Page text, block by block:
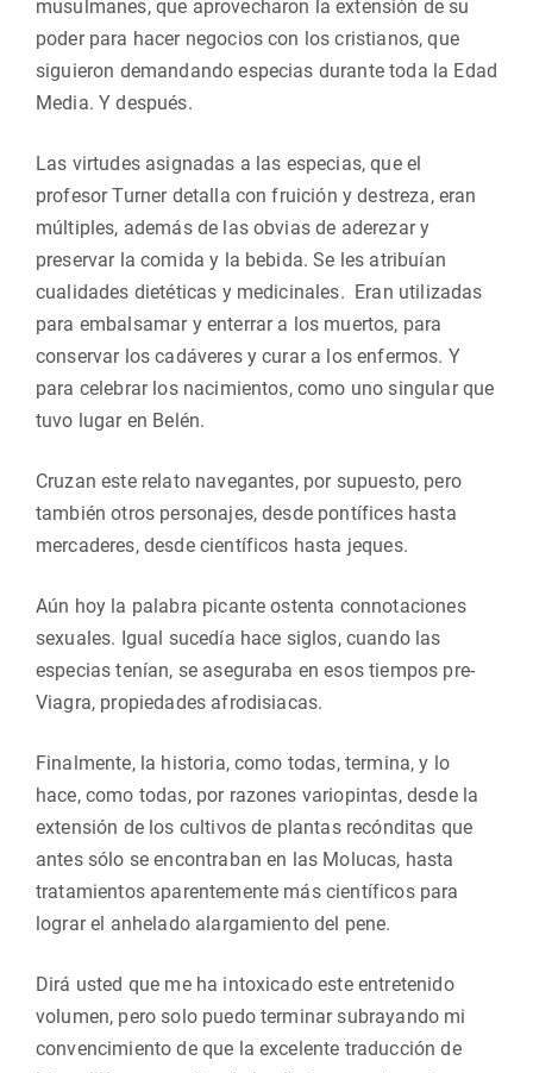
musulmanes, que aprovecharon la extensión de su
poder para hacer negocios con los cristianos, que
siguieron demandando especias durante toda la Edad
Media. Y después.
Las virtudes asignadas a las especias, que el
profesor Turner detalla con fruición y destreza, eran
múltiples, además de las obvias de aderezar y
preservar la comida y la bebida. Se les atribuían
cualidades dietéticas y medicinales. Eran utilizadas
para embalsamar y enterrar a los muertos, para
conservar los cadáveres y curar a los enfermos. Y
para celebrar los nacimientos, como uno singular que
tuvo lugar en Belén.
Cruzan este relato navegantes, por supuesto, pero
también otros personajes, desde pontífices hasta
mercaderes, desde científicos hasta jeques.
Aún hoy la palabra picante ostenta connotaciones
sexuales. Igual sucedía hace siglos, cuando las
especias tenían, se aseguraba en esos tiempos pre-
Viagra, propiedades afrodisiacas.
Finalmente, la historia, como todas, termina, y lo
hace, como todas, por razones variopintas, desde la
extensión de los cultivos de plantas recónditas que
antes sólo se encontraban en las Molucas, hasta
tratamientos aparentemente más científicos para
lograr el anhelado alargamiento del pene.
Dirá usted que me ha intoxicado este entretenido
volumen, pero solo puedo terminar subrayando mi
convencimiento de que la excelente traducción de